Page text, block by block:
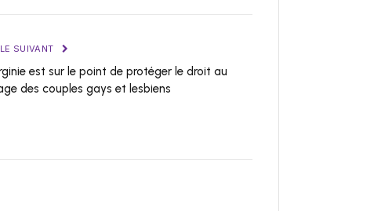
SUIVANT
est sur le point de protéger le droit au
des couples gays et lesbiens